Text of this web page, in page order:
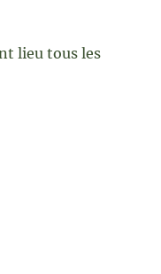
lieu tous les